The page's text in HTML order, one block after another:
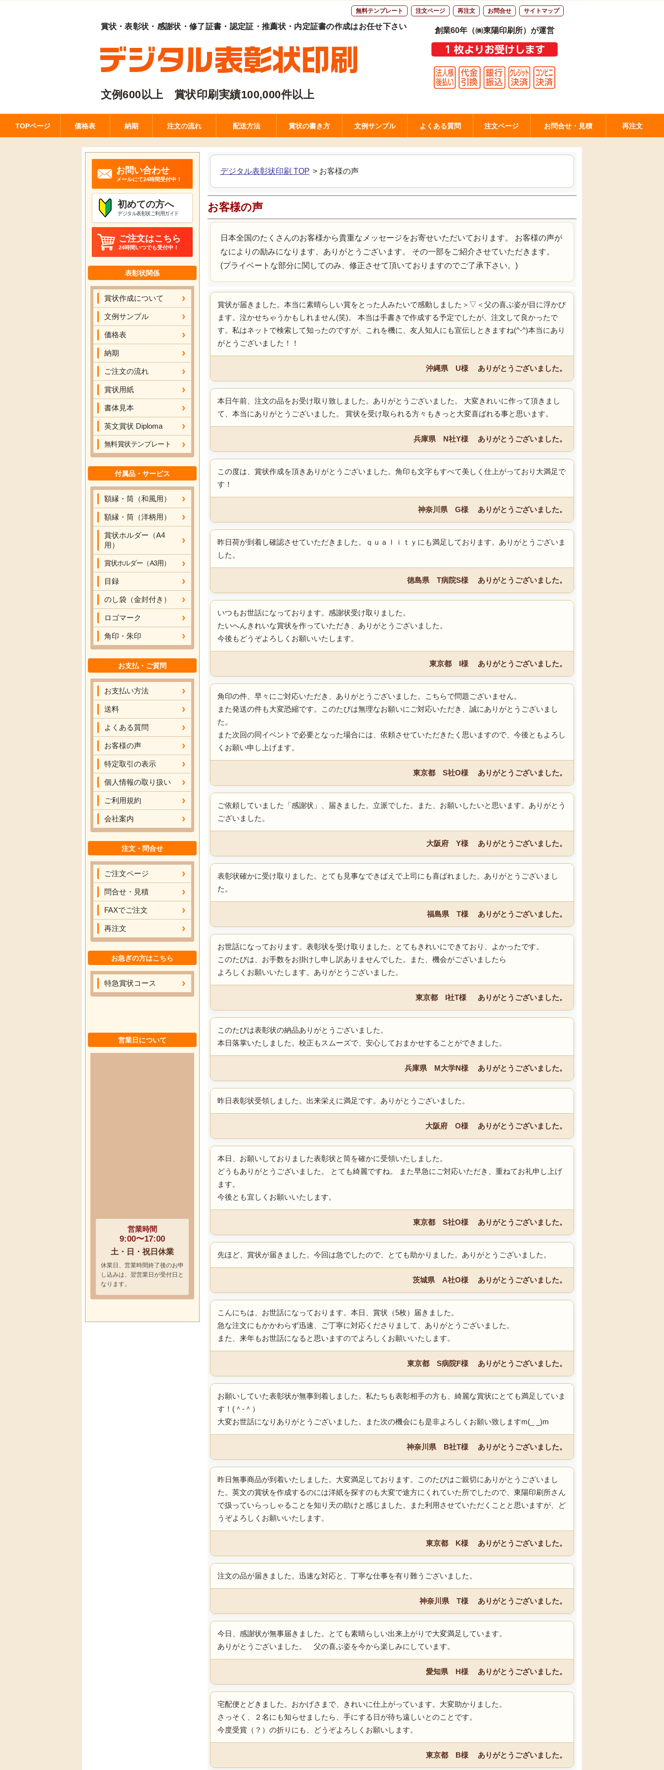
無料テンプレート 注文ページ 再注文 お問合せ サイトマップ
賞状・表彰状・感謝状・修了証書・認定証・推薦状・内定証書の作成はお任せ下さい
文例600以上 賞状印刷実績100,000件以上
創業60年（㈱東陽印刷所）が運営
TOPページ 価格表 納期 注文の流れ 配送方法 賞状の書き方 文例サンプル よくある質問 注文ページ お問合せ・見積 再注文
デジタル表彰状印刷 TOP > お客様の声
お客様の声
日本全国のたくさんのお客様から貴重なメッセージをお寄せいただいております。 お客様の声が
なによりの励みになります、ありがとうございます。 その一部をご紹介させていただきます。
(プライベートな部分に関してのみ、修正させて頂いておりますのでご了承下さい。)
賞状が届きました。本当に素晴らしい賞をとった人みたいで感動しました＞▽＜父の喜ぶ姿が目に浮かび
ます。泣かせちゃうかもしれません(笑)。 本当は手書きで作成する予定でしたが、注文して良かったで
す。私はネットで検索して知ったのですが、これを機に、友人知人にも宣伝しときますね(^-^)本当にあり
がとうございました！！
沖縄県 U様 ありがとうございました。
本日午前、注文の品をお受け取り致しました。ありがとうございました。 大変きれいに作って頂きまし
て、本当にありがとうございました。 賞状を受け取られる方々もきっと大変喜ばれる事と思います。
兵庫県 N社Y様 ありがとうございました。
この度は、賞状作成を頂きありがとうございました。角印も文字もすべて美しく仕上がっており大満足で
す！
神奈川県 G様 ありがとうございました。
昨日荷が到着し確認させていただきました。ｑｕａｌｉｔｙにも満足しております。ありがとうございま
した。
徳島県 T病院S様 ありがとうございました。
いつもお世話になっております。感謝状受け取りました。
たいへんきれいな賞状を作っていただき、ありがとうございました。
今後もどうぞよろしくお願いいたします。
東京都 I様 ありがとうございました。
角印の件、早々にご対応いただき、ありがとうございました。こちらで問題ございません。
また発送の件も大変恐縮です。このたびは無理なお願いにご対応いただき、誠にありがとうございまし
た。
また次回の同イベントで必要となった場合には、依頼させていただきたく思いますので、今後ともよろし
くお願い申し上げます。
東京都 S社O様 ありがとうございました。
ご依頼していました「感謝状」、届きました。立派でした。また、お願いしたいと思います。ありがとう
ございました。
大阪府 Y様 ありがとうございました。
表彰状確かに受け取りました。とても見事なできばえで上司にも喜ばれました。ありがとうございまし
た。
福島県 T様 ありがとうございました。
お世話になっております。表彰状を受け取りました。とてもきれいにできており、よかったです。
このたびは、お手数をお掛けし申し訳ありませんでした。また、機会がございましたら
よろしくお願いいたします。ありがとうございました。
東京都 I社T様 ありがとうございました。
このたびは表彰状の納品ありがとうございました。
本日落掌いたしました。校正もスムーズで、安心しておまかせすることができました。
兵庫県 M大学N様 ありがとうございました。
昨日表彰状受領しました。出来栄えに満足です。ありがとうございました。
大阪府 O様 ありがとうございました。
本日、お願いしておりました表彰状と筒を確かに受領いたしました。
どうもありがとうございました。 とても綺麗ですね。 また早急にご対応いただき、重ねてお礼申し上げ
ます。
今後とも宜しくお願いいたします。
東京都 S社O様 ありがとうございました。
先ほど、賞状が届きました。今回は急でしたので、とても助かりました。ありがとうございました。
茨城県 A社O様 ありがとうございました。
こんにちは、お世話になっております。本日、賞状（5枚）届きました。
急な注文にもかかわらず迅速、ご丁寧に対応くださりまして、ありがとうございました。
また、来年もお世話になると思いますのでよろしくお願いいたします。
東京都 S病院F様 ありがとうございました。
お願いしていた表彰状が無事到着しました。私たちも表彰相手の方も、綺麗な賞状にとても満足していま
す！(＾-＾）
大変お世話になりありがとうございました。また次の機会にも是非よろしくお願い致しますm(_ _)m
神奈川県 B社T様 ありがとうございました。
昨日無事商品が到着いたしました。大変満足しております。このたびはご親切にありがとうございまし
た。英文の賞状を作成するのには洋紙を探すのも大変で途方にくれていた所でしたので、東陽印刷所さん
で扱っていらっしゃることを知り天の助けと感じました。また利用させていただくことと思いますが、ど
うぞよろしくお願いいたします。
東京都 K様 ありがとうございました。
注文の品が届きました。迅速な対応と、丁寧な仕事を有り難うございました。
神奈川県 T様 ありがとうございました。
今日、感謝状が無事届きました。とても素晴らしい出来上がりで大変満足しています。
ありがとうございました。 父の喜ぶ姿を今から楽しみにしています。
愛知県 H様 ありがとうございました。
宅配便とどきました。おかげさまで、きれいに仕上がっています。大変助かりました。
さっそく、２名にも知らせましたら、手にする日が待ち遠しいとのことです。
今度受賞（？）の折りにも、どうぞよろしくお願いします。
東京都 B様 ありがとうございました。
お問い合わせ
メールにて24時間受付中！
初めての方へ
デジタル表彰状ご利用ガイド
ご注文はこちら
24時間いつでも受付中！
表彰状関係
賞状作成について
文例サンプル
価格表
納期
ご注文の流れ
賞状用紙
書体見本
英文賞状 Diploma
無料賞状テンプレート
付属品・サービス
額縁・筒（和風用）
額縁・筒（洋柄用）
賞状ホルダー（A4
用）
賞状ホルダー（A3用）
目録
のし袋（金封付き）
ロゴマーク
角印・朱印
お支払・ご質問
お支払い方法
送料
よくある質問
お客様の声
特定取引の表示
個人情報の取り扱い
ご利用規約
会社案内
注文・問合せ
ご注文ページ
問合せ・見積
FAXでご注文
再注文
お急ぎの方はこちら
特急賞状コース
営業日について
営業時間
9:00〜17:00
土・日・祝日休業
休業日、営業時間終了後のお申
し込みは、翌営業日が受付日と
なります。